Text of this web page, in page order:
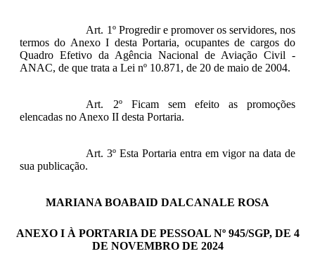
Art. 1º Progredir e promover os servidores, nos
termos do Anexo I desta Portaria, ocupantes de cargos do
Quadro Efetivo da Agência Nacional de Aviação Civil -
ANAC, de que trata a Lei nº 10.871, de 20 de maio de 2004.
Art. 2º Ficam sem efeito as promoções
elencadas no Anexo II desta Portaria.
Art. 3º Esta Portaria entra em vigor na data de
sua publicação.
MARIANA BOABAID DALCANALE ROSA
ANEXO I À PORTARIA DE PESSOAL Nº 945/SGP, DE 4
DE NOVEMBRO DE 2024